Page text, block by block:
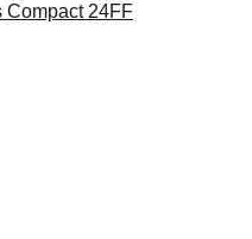
Compact 24FF